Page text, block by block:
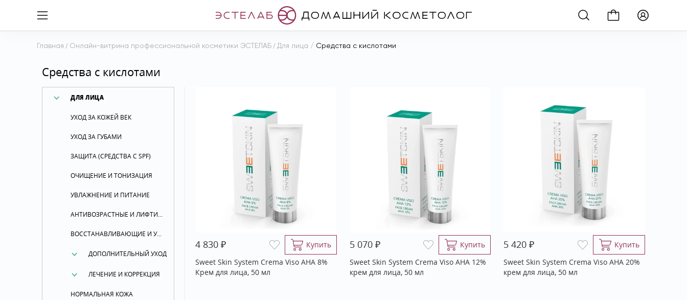
Главная / Онлайн-витрина профессиональной косметики ЭСТЕЛАБ / Для лица / Средства с кислотами
Средства с кислотами
ДЛЯ ЛИЦА
УХОД ЗА КОЖЕЙ ВЕК
УХОД ЗА ГУБАМИ
ЗАЩИТА (СРЕДСТВА С SPF)
ОЧИЩЕНИЕ И ТОНИЗАЦИЯ
УВЛАЖНЕНИЕ И ПИТАНИЕ
АНТИВОЗРАСТНЫЕ И ЛИФТИНГОВЫЕ СРЕДСТВА
ВОССТАНАВЛИВАЮЩИЕ И УСПОКАИВАЮЩИЕ СРЕДСТВА
ДОПОЛНИТЕЛЬНЫЙ УХОД
ЛЕЧЕНИЕ И КОРРЕКЦИЯ
НОРМАЛЬНАЯ КОЖА
4 830 ₽
Купить
Sweet Skin System Crema Viso АНА 8%
Крем для лица, 50 мл
5 070 ₽
Купить
Sweet Skin System Crema Viso АНА 12%
крем для лица, 50 мл
5 420₽
Купить
Sweet Skin System Crema Viso АНА 20%
крем для лица, 50 мл